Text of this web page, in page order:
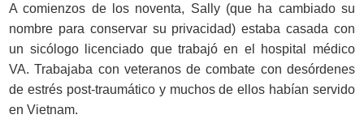
A comienzos de los noventa, Sally (que ha cambiado su
nombre para conservar su privacidad) estaba casada con
un sicólogo licenciado que trabajó en el hospital médico
VA. Trabajaba con veteranos de combate con desórdenes
de estrés post-traumático y muchos de ellos habían servido
en Vietnam.